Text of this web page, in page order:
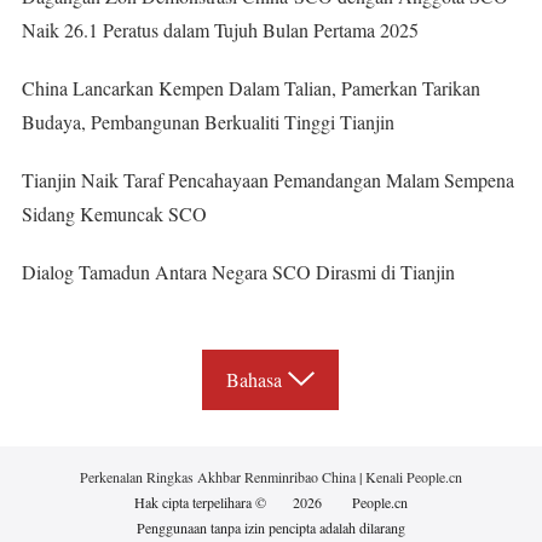
Naik 26.1 Peratus dalam Tujuh Bulan Pertama 2025
China Lancarkan Kempen Dalam Talian, Pamerkan Tarikan
Budaya, Pembangunan Berkualiti Tinggi Tianjin
Tianjin Naik Taraf Pencahayaan Pemandangan Malam Sempena
Sidang Kemuncak SCO
Dialog Tamadun Antara Negara SCO Dirasmi di Tianjin
Bahasa
Perkenalan Ringkas Akhbar Renminribao China|Kenali People.cn
Hak cipta terpelihara ©
2026
People.cn
Penggunaan tanpa izin pencipta adalah dilarang